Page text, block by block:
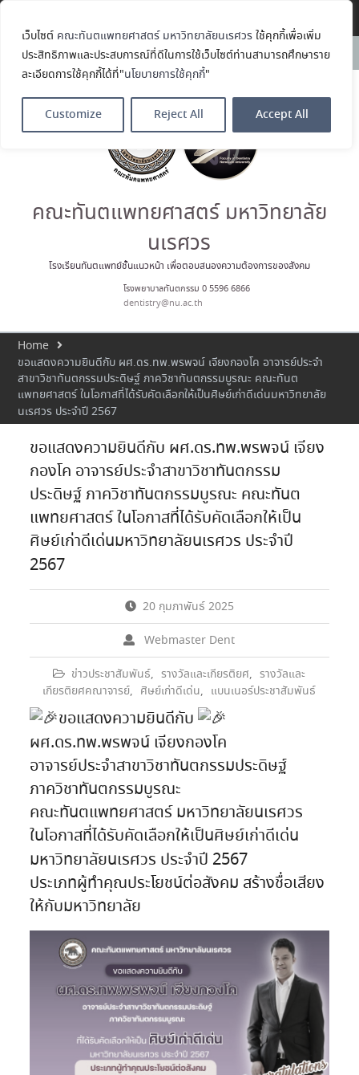
เว็บไซต์ คณะทันตแพทยศาสตร์ มหาวิทยาลัยนเรศวร ใช้คุกกี้เพื่อเพิ่ม
ประสิทธิภาพและประสบการณ์ที่ดีในการใช้เว็บไซต์ท่านสามารถศึกษาราย
ละเอียดการใช้คุกกี้ได้ที่"นโยบายการใช้คุกกี้"
Customize Reject All Accept All
News:
คณะทันตแพทยศาสตร์
มหาวิทยาลัยนเรศวร ร่วมออกบูธ
ประชาสัมพันธ์ หลักสูตรทันตแพทย
ประกาศนียบัตรผู้ช่วยทันตแพทย์
ในโครงการ Open House 2026
ตน ค้นหาตัวเอง
ประกาศคณะทันตแพทยศาสตร์
มหาวิทยาลัยนเรศวร เรื่อง ผู้ผ่าน
การสอบแข่งขันเข้าเป็นพนักงาน
ราชการ (เงินรายได้) ตำแหน่ง ผู้
ประมวลภาพบรรยากาศกิจกรรม
Dent Connect Board Game
2569 ณ คณะทันแพทยศาสตร์
คณะทันตแพทยศาสตร์ มหาวิทยาลัย
นเรศวร
โรงเรียนทันตแพทย์ชั้นแนวหน้า เพื่อตอบสนองความต้องการของสังคม
โรงพยาบาลทันตกรรม 0 5596 6866
dentistry@nu.ac.th
Home
ขอแสดงความยินดีกับ ผศ.ดร.ทพ.พรพจน์ เจียงกองโค อาจารย์ประจำ
สาขาวิชาทันตกรรมประดิษฐ์ ภาควิชาทันตกรรมบูรณะ คณะทันต
แพทยศาสตร์ ในโอกาสที่ได้รับคัดเลือกให้เป็นศิษย์เก่าดีเด่นมหาวิทยาลัย
นเรศวร ประจำปี 2567
ขอแสดงความยินดีกับ ผศ.ดร.ทพ.พรพจน์ เจียง
กองโค อาจารย์ประจำสาขาวิชาทันตกรรม
ประดิษฐ์ ภาควิชาทันตกรรมบูรณะ คณะทันต
แพทยศาสตร์ ในโอกาสที่ได้รับคัดเลือกให้เป็น
ศิษย์เก่าดีเด่นมหาวิทยาลัยนเรศวร ประจำปี
2567
20 กุมภาพันธ์ 2025
Webmaster Dent
ข่าวประชาสัมพันธ์, รางวัลและเกียรติยศ, รางวัลและ
เกียรติยศคณาจารย์, ศิษย์เก่าดีเด่น, แบนเนอร์ประชาสัมพันธ์
ขอแสดงความยินดีกับ
ผศ.ดร.ทพ.พรพจน์ เจียงกองโค
อาจารย์ประจำสาขาวิชาทันตกรรมประดิษฐ์
ภาควิชาทันตกรรมบูรณะ
คณะทันตแพทยศาสตร์ มหาวิทยาลัยนเรศวร
ในโอกาสที่ได้รับคัดเลือกให้เป็นศิษย์เก่าดีเด่น
มหาวิทยาลัยนเรศวร ประจำปี 2567
ประเภทผู้ทำคุณประโยชน์ต่อสังคม สร้างชื่อเสียง
ให้กับมหาวิทยาลัย